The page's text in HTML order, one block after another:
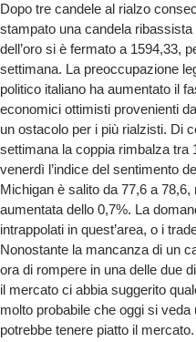
Dopo tre candele al rialzo
stampato una candela
dell’oro si è fermato a 1594,33,
settimana. La preoccupazione
politico italiano ha aumentato il
economici ottimisti provenienti
un ostacolo per i più rialzisti. Di
settimana la coppia rimbalza tra
venerdì l’indice del sentimento
Michigan è salito da 77,6 a
aumentata dello 0,7%. La
intrappolati in quest’area, o i
Nonostante la mancanza di un
ora di rompere in una delle due
il mercato ci abbia suggerito
molto probabile che oggi si
potrebbe tenere piatto il